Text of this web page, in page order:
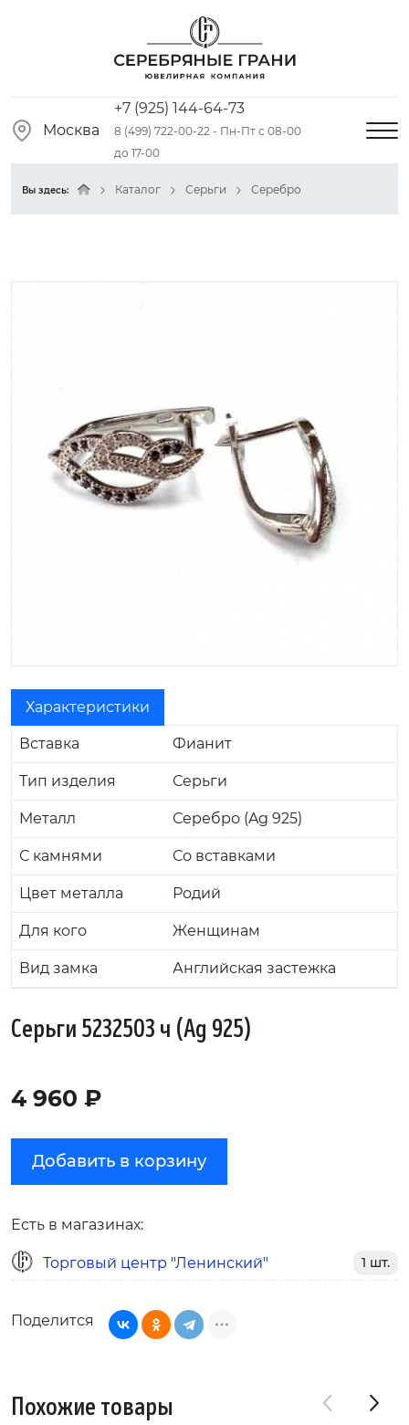
Москва
+7 (925) 144-64-73
8 (499) 722-00-22 - Пн-Пт с 08-00
до 17-00
Вы здесь: Каталог Серьги Серебро
Характеристики
Вставка Фианит
Тип изделия Серьги
Металл Серебро (Ag 925)
С камнями Со вставками
Цвет металла Родий
Для кого Женщинам
Вид замка Английская застежка
Серьги 5232503 ч (Ag 925)
4 960 ₽
Добавить в корзину
Есть в магазинах:
Торговый центр "Ленинский" 1 шт.
Поделится
Похожие товары